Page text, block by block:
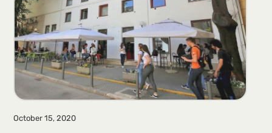
October 15, 2020